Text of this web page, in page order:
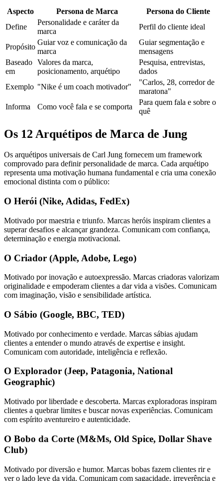
Aspecto Persona de Marca
Persona do Cliente
Define
Personalidade e caráter da
marca
Perfil do cliente ideal
Propósito
Guiar voz e comunicação da
marca
Guiar segmentação e
mensagens
Baseado
em
Valores da marca,
posicionamento, arquétipo
Pesquisa, entrevistas,
dados
Exemplo "Nike é um coach motivador"
"Carlos, 28, corredor de
maratona"
Informa
Como você fala e se comporta
Para quem fala e sobre o
quê
Os 12 Arquétipos de Marca de Jung
Os arquétipos universais de Carl Jung fornecem um framework
comprovado para definir personalidade de marca. Cada arquétipo
representa uma motivação humana fundamental e cria uma conexão
emocional distinta com o público:
O Herói (Nike, Adidas, FedEx)
Motivado por maestria e triunfo. Marcas heróis inspiram clientes a
superar desafios e alcançar grandeza. Comunicam com confiança,
determinação e energia motivacional.
O Criador (Apple, Adobe, Lego)
Motivado por inovação e autoexpressão. Marcas criadoras valorizam
originalidade e empoderam clientes a dar vida a visões. Comunicam
com imaginação, visão e sensibilidade artística.
O Sábio (Google, BBC, TED)
Motivado por conhecimento e verdade. Marcas sábias ajudam
clientes a entender o mundo através de expertise e insight.
Comunicam com autoridade, inteligência e reflexão.
O Explorador (Jeep, Patagonia, National
Geographic)
Motivado por liberdade e descoberta. Marcas exploradoras inspiram
clientes a quebrar limites e buscar novas experiências. Comunicam
com espírito aventureiro e autenticidade.
O Bobo da Corte (M&Ms, Old Spice, Dollar Shave
Club)
Motivado por diversão e humor. Marcas bobas fazem clientes rir e
ver o lado leve da vida. Comunicam com sagacidade, irreverência e